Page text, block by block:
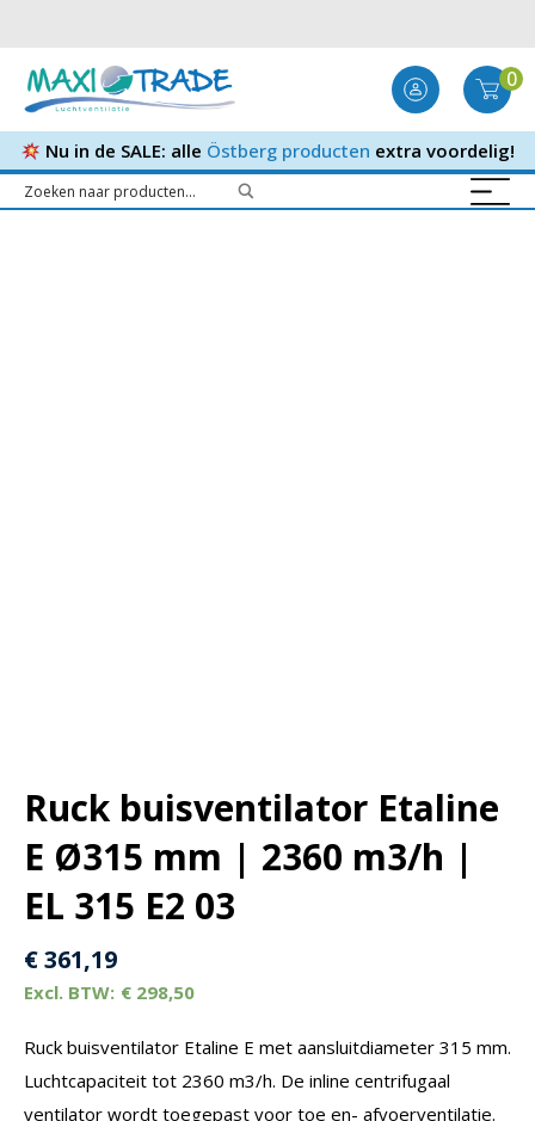
0
Nu in de SALE: alle Östberg producten extra voordelig!
Ruck buisventilator Etaline
E Ø315 mm | 2360 m3/h |
EL 315 E2 03
€361,19
€ 298,50
Ruck buisventilator Etaline E met aansluitdiameter 315 mm.
Luchtcapaciteit tot 2360 m3/h. De inline centrifugaal
ventilator wordt toegepast voor toe en- afvoerventilatie.